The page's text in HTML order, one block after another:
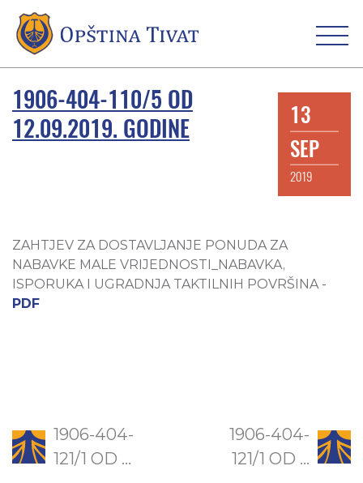
1906-404-110/5 OD
12.09.2019. GODINE
13
SEP
2019
ZAHTJEV ZA DOSTAVLJANJE PONUDA ZA
NABAVKE MALE VRIJEDNOSTI_NABAVKA,
ISPORUKA I UGRADNJA TAKTILNIH POVRŠINA -
PDF
1906-404-
121/1 OD ...
1906-404-
121/1 OD ...